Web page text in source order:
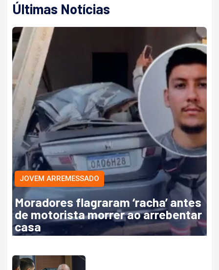
Últimas Notícias
JOVEM ARREMESSADO
Moradores flagraram ‘racha’ antes
de motorista morrer ao arrebentar
casa